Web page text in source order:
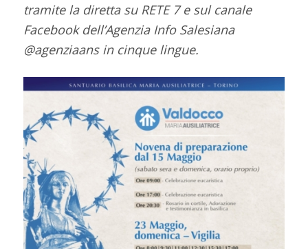
tramite la diretta su RETE 7 e sul canale
Facebook dell’Agenzia Info Salesiana
@agenziaans in cinque lingue.